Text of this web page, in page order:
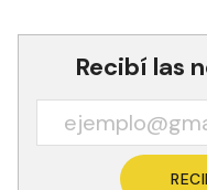
Recibí las